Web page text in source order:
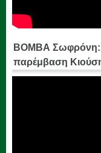
ΒΟΜΒΑ Σωφρόνη:
παρέμβαση